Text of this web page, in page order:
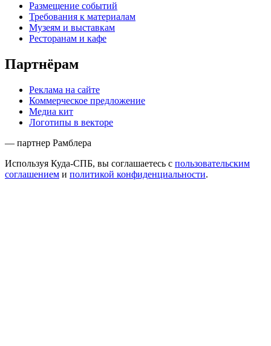
Размещение событий
Требования к материалам
Музеям и выставкам
Ресторанам и кафе
Партнёрам
Реклама на сайте
Коммерческое предложение
Медиа кит
Логотипы в векторе
— партнер Рамблера
Используя Куда-СПБ, вы соглашаетесь с пользовательским
соглашением и политикой конфиденциальности.